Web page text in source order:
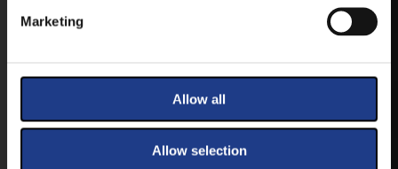
Marketing
Allow all
Allow selection
ONLINE!
VÁLTSA MEG JEGYÉT ONLINE, BANKKÁRTYÁS
FIZETÉSSEL!
A JEGYVÁSÁRLÁSI INFORMÁCIÓKAT ITT TALÁLJA.